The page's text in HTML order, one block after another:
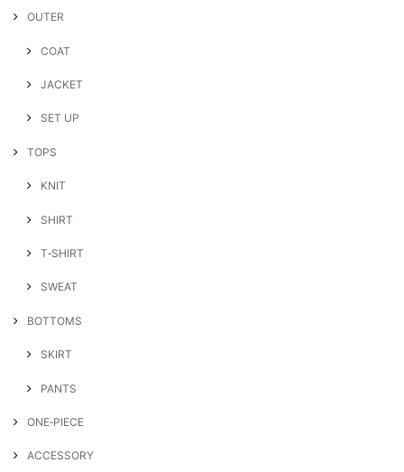
OUTER
COAT
JACKET
SET UP
TOPS
KNIT
SHIRT
T‐SHIRT
SWEAT
BOTTOMS
SKIRT
PANTS
ONE‐PIECE
ACCESSORY